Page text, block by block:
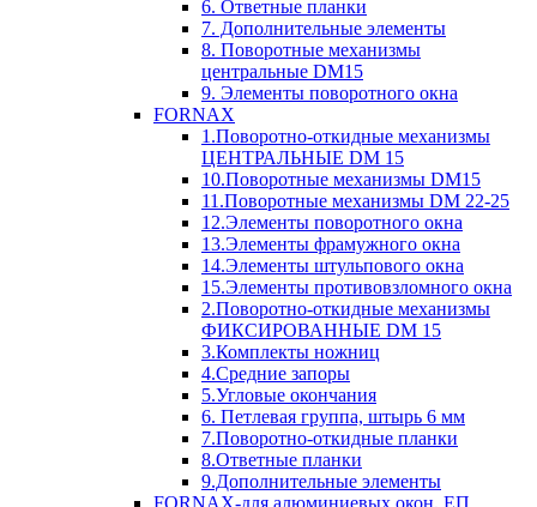
6. Ответные планки
7. Дополнительные элементы
8. Поворотные механизмы
центральные DM15
9. Элементы поворотного окна
FORNAX
1.Поворотно-откидные механизмы
ЦЕНТРАЛЬНЫЕ DM 15
10.Поворотные механизмы DM15
11.Поворотные механизмы DM 22-25
12.Элементы поворотного окна
13.Элементы фрамужного окна
14.Элементы штульпового окна
15.Элементы противовзломного окна
2.Поворотно-откидные механизмы
ФИКСИРОВАННЫЕ DM 15
3.Комплекты ножниц
4.Средние запоры
5.Угловые окончания
6. Петлевая группа, штырь 6 мм
7.Поворотно-откидные планки
8.Ответные планки
9.Дополнительные элементы
FORNAX-для алюминиевых окон, ЕП